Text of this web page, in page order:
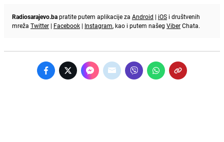
Radiosarajevo.bapratite putem aplikacije za Android | iOS i društvenih
mreža Twitter | Facebook | Instagram, kao i putem našeg ViberChata.